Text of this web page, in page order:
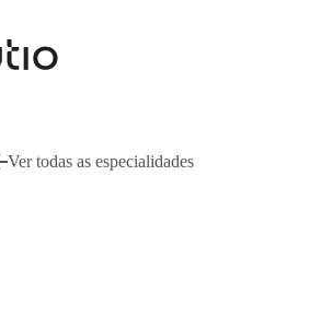
Ver todas as especialidades